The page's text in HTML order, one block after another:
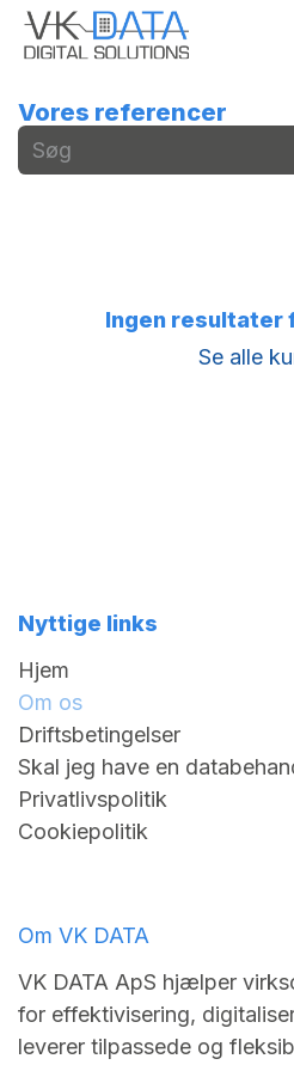
Skip to Content
Vores referencer
Ingen resultater
Se alle
Nyttige links
Hjem
Om os
Driftsbetingelser
Skal jeg have en
Privatlivspolitik
Cookiepolitik
Om VK DATA
VK DATA ApS hjælper
for effektivisering,
leverer tilpassede og